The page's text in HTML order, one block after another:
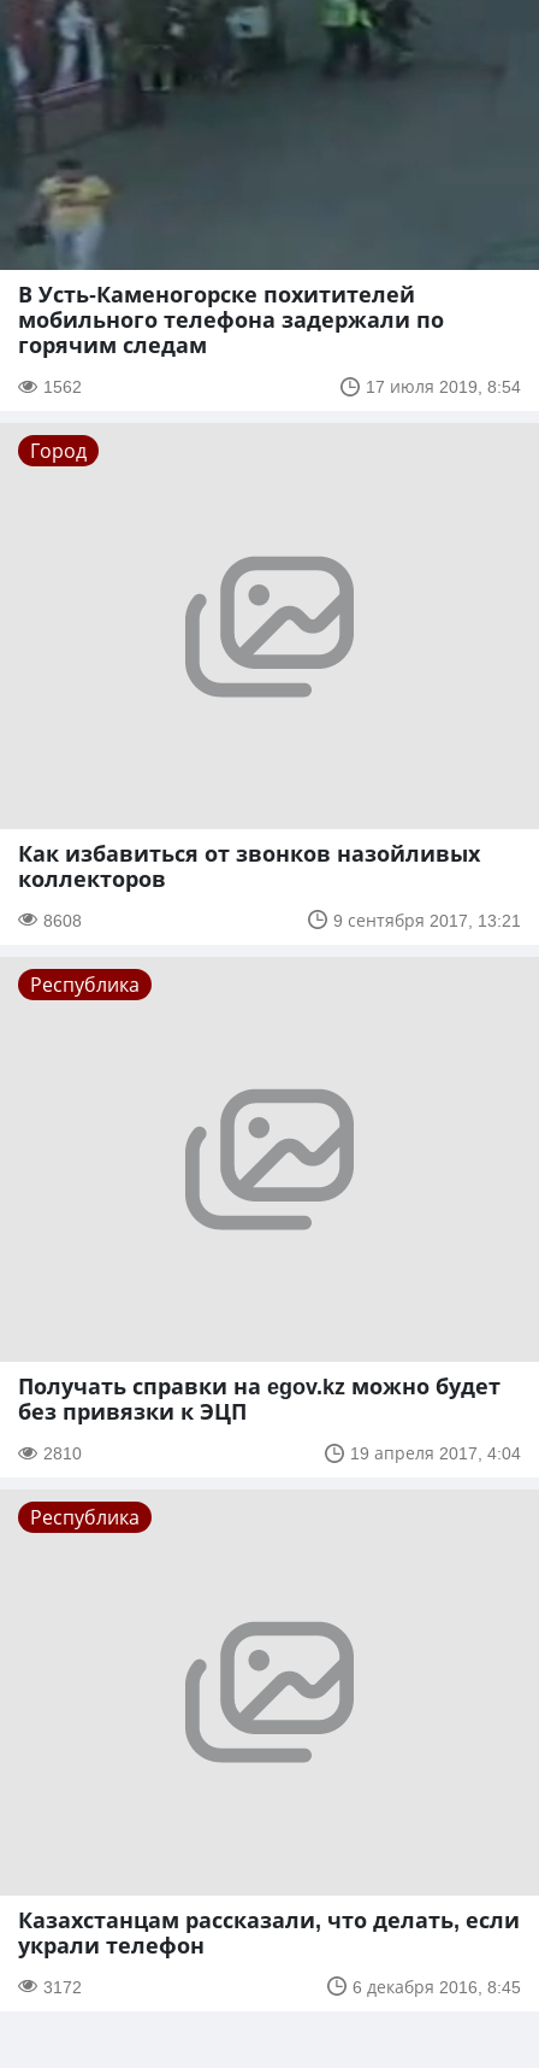
В Усть-Каменогорске похитителей
мобильного телефона задержали по
горячим следам
1562 17 июля 2019, 8:54
Город
Как избавиться от звонков назойливых
коллекторов
8608 9 сентября 2017, 13:21
Республика
Получать справки на egov.kz можно будет
без привязки к ЭЦП
2810 19 апреля 2017, 4:04
Республика
Казахстанцам рассказали, что делать, если
украли телефон
3172 6 декабря 2016, 8:45